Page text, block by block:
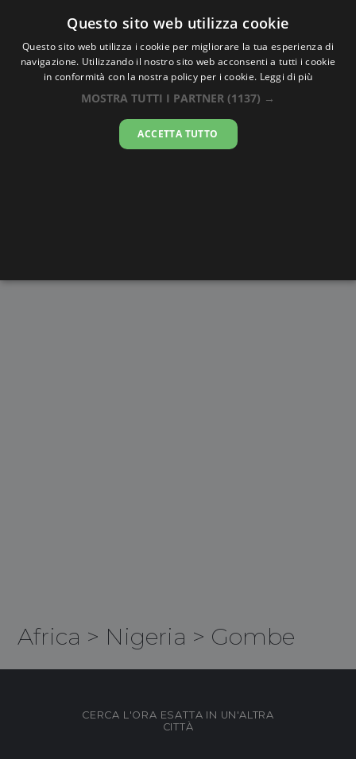
Oraesatta.co
Ora EsattaGombe
22:52:10
Africa > Nigeria > Gombe
CERCA L'ORA ESATTA IN UN'ALTRA
CITTÀ
Questo sito web utilizza cookie
Questo sito web utilizza i cookie per migliorare la tua esperienza di
navigazione. Utilizzando il nostro sito web acconsenti a tutti i cookie
in conformità con la nostra policy per i cookie. Leggi di più
MOSTRA TUTTI I PARTNER (1137) →
ACCETTA TUTTO